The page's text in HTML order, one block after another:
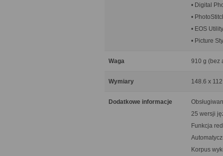
• Digital
•
• EOS Utility
• Picture
Waga 910 g (bez
Wymiary 148.6 x
Dodatkowe informacje
25 wersji
Funkcja
Korpus